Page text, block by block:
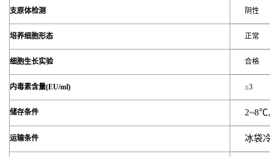
支原体检测 阴性
培养细胞形态 正常
细胞生长实验 合格
内毒素含量(EU/ml) ≤3
储存条件 2~8℃,
运输条件 冰袋